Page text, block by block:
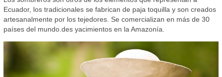
Ecuador, los tradicionales se fabrican de paja toquilla y son creados
artesanalmente por los tejedores. Se comercializan en más de 30
países del mundo.des yacimientos en la Amazonía.